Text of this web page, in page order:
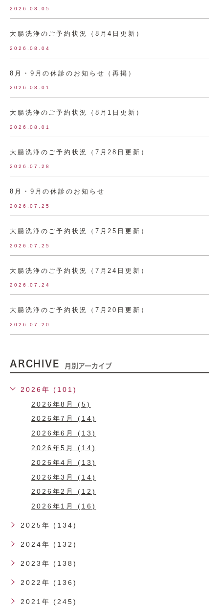
2026.08.05
大腸洗浄のご予約状況（8月4日更新）
2026.08.04
8月・9月の休診のお知らせ（再掲）
2026.08.01
大腸洗浄のご予約状況（8月1日更新）
2026.08.01
大腸洗浄のご予約状況（7月28日更新）
2026.07.28
8月・9月の休診のお知らせ
2026.07.25
大腸洗浄のご予約状況（7月25日更新）
2026.07.25
大腸洗浄のご予約状況（7月24日更新）
2026.07.24
大腸洗浄のご予約状況（7月20日更新）
2026.07.20
ARCHIVE 月別アーカイブ
2026年 (101)
2026年8月 (5)
2026年7月 (14)
2026年6月 (13)
2026年5月 (14)
2026年4月 (13)
2026年3月 (14)
2026年2月 (12)
2026年1月 (16)
2025年 (134)
2024年 (132)
2023年 (138)
2022年 (136)
2021年 (245)